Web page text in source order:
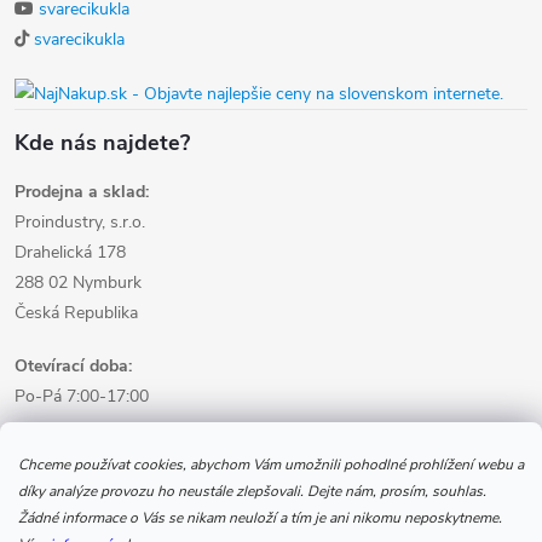
Chceme používat cookies, abychom Vám umožnili pohodlné prohlížení webu a
díky analýze provozu ho neustále zlepšovali. Dejte nám, prosím, souhlas.
Žádné informace o Vás se nikam neuloží a tím je ani nikomu neposkytneme.
svarecikukla
svarecikukla
Kde nás najdete?
Prodejna a sklad:
Proindustry, s.r.o.
Drahelická 178
288 02 Nymburk
Česká Republika
Otevírací doba:
Po-Pá 7:00-17:00
Informace pro nákup